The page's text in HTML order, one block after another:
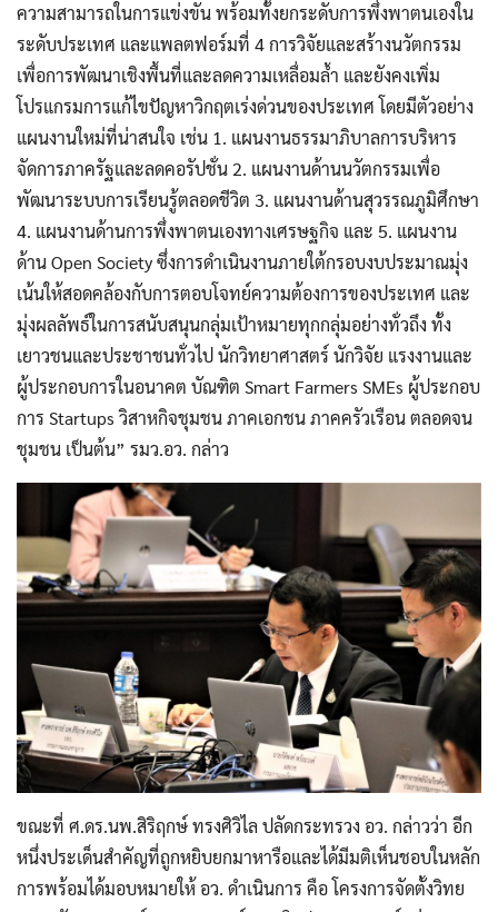
ช่วงเวลา :
ความสามารถในการแข่งขัน พร้อมทั้งยกระดับการพึ่งพาตนเองใน
ระดับประเทศ และแพลตฟอร์มที่ 4 การวิจัยและสร้างนวัตกรรม
เพื่อการพัฒนาเชิงพื้นที่และลดความเหลื่อมล้ำ และยังคงเพิ่ม
โปรแกรมการแก้ไขปัญหาวิกฤตเร่งด่วนของประเทศ โดยมีตัวอย่าง
แผนงานใหม่ที่น่าสนใจ เช่น 1. แผนงานธรรมาภิบาลการบริหาร
จัดการภาครัฐและลดคอรัปชั่น 2. แผนงานด้านนวัตกรรมเพื่อ
พัฒนาระบบการเรียนรู้ตลอดชีวิต 3. แผนงานด้านสุวรรณภูมิศึกษา
4. แผนงานด้านการพึ่งพาตนเองทางเศรษฐกิจ และ 5. แผนงาน
ด้าน Open Society ซึ่งการดำเนินงานภายใต้กรอบงบประมาณมุ่ง
เน้นให้สอดคล้องกับการตอบโจทย์ความต้องการของประเทศ และ
มุ่งผลลัพธ์ในการสนับสนุนกลุ่มเป้าหมายทุกกลุ่มอย่างทั่วถึง ทั้ง
เยาวชนและประชาชนทั่วไป นักวิทยาศาสตร์ นักวิจัย แรงงานและ
ผู้ประกอบการในอนาคต บัณฑิต Smart Farmers SMEs ผู้ประกอบ
การ Startups วิสาหกิจชุมชน ภาคเอกชน ภาคครัวเรือน ตลอดจน
ชุมชน เป็นต้น” รมว.อว. กล่าว
ขณะที่ ศ.ดร.นพ.สิริฤกษ์ ทรงศิวิไล ปลัดกระทรวง อว. กล่าวว่า อีก
หนึ่งประเด็นสำคัญที่ถูกหยิบยกมาหารือและได้มีมติเห็นชอบในหลัก
การพร้อมได้มอบหมายให้ อว. ดำเนินการ คือ โครงการจัดตั้งวิทย